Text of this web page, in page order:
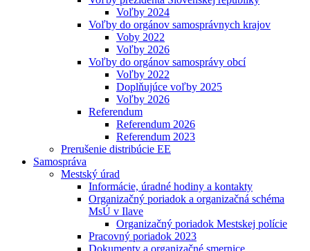
Voľby 2024
Voľby do orgánov samosprávnych krajov
Voby 2022
Voľby 2026
Voľby do orgánov samosprávy obcí
Voľby 2022
Doplňujúce voľby 2025
Voľby 2026
Referendum
Referendum 2026
Referendum 2023
Prerušenie distribúcie EE
Samospráva
Mestský úrad
Informácie, úradné hodiny a kontakty
Organizačný poriadok a organizačná schéma
MsÚ v Ilave
Organizačný poriadok Mestskej polície
Pracovný poriadok 2023
Dokumenty a organizačné smernice